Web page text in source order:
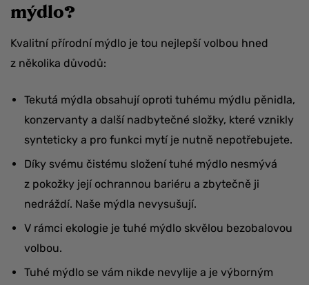
mýdlo?
Kvalitní přírodní mýdlo je tou nejlepší volbou hned
z několika důvodů:
Tekutá mýdla obsahují oproti tuhému mýdlu pěnidla,
konzervanty a další nadbytečné složky, které vznikly
synteticky a pro funkci mytí je nutně nepotřebujete.
Díky svému čistému složení tuhé mýdlo nesmývá
z pokožky její ochrannou bariéru a zbytečně ji
nedráždí. Naše mýdla nevysušují.
V rámci ekologie je tuhé mýdlo skvělou bezobalovou
volbou.
Tuhé mýdlo se vám nikde nevylije a je výborným